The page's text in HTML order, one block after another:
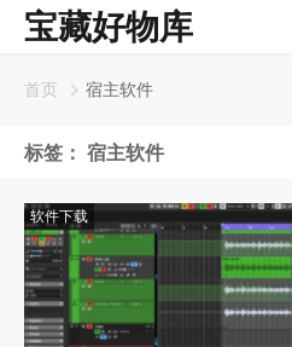
宝藏好物库
首页 宿主软件
标签： 宿主软件
软件下载